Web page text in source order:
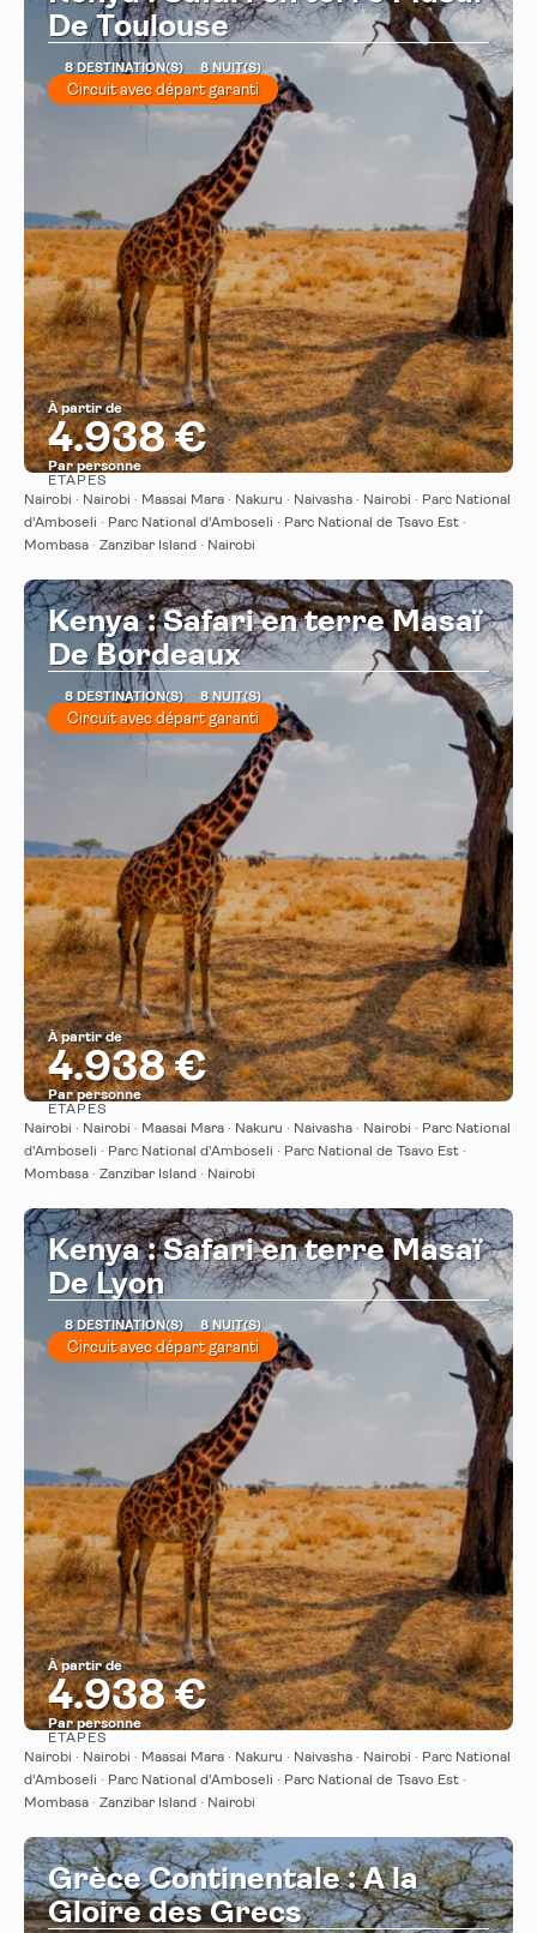
De Toulouse
8 DESTINATION(S) 8 NUIT(S)
Circuit avec départ garanti
À partir de
4.938 €
Par personne
Afficher
ÉTAPES
Nairobi · Nairobi · Maasai Mara · Nakuru · Naivasha · Nairobi · Parc National
d'Amboseli · Parc National d'Amboseli · Parc National de Tsavo Est ·
Mombasa · Zanzibar Island · Nairobi
Kenya : Safari en terre Masaï
De Bordeaux
8 DESTINATION(S) 8 NUIT(S)
Circuit avec départ garanti
À partir de
4.938 €
Par personne
Afficher
ÉTAPES
Nairobi · Nairobi · Maasai Mara · Nakuru · Naivasha · Nairobi · Parc National
d'Amboseli · Parc National d'Amboseli · Parc National de Tsavo Est ·
Mombasa · Zanzibar Island · Nairobi
Kenya : Safari en terre Masaï
De Lyon
8 DESTINATION(S) 8 NUIT(S)
Circuit avec départ garanti
À partir de
4.938 €
Par personne
Afficher
ÉTAPES
Nairobi · Nairobi · Maasai Mara · Nakuru · Naivasha · Nairobi · Parc National
d'Amboseli · Parc National d'Amboseli · Parc National de Tsavo Est ·
Mombasa · Zanzibar Island · Nairobi
Grèce Continentale : A la
Gloire des Grecs